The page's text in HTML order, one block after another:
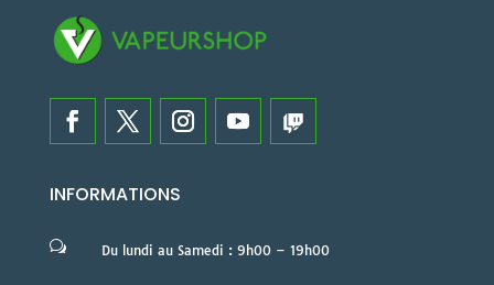
INFORMATIONS
w Du lundi au Samedi : 9h00 – 19h00